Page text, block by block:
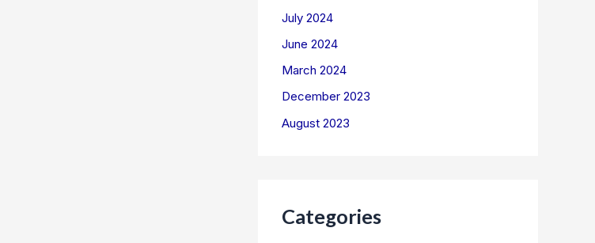
July 2024
June 2024
March 2024
December 2023
August 2023
Categories